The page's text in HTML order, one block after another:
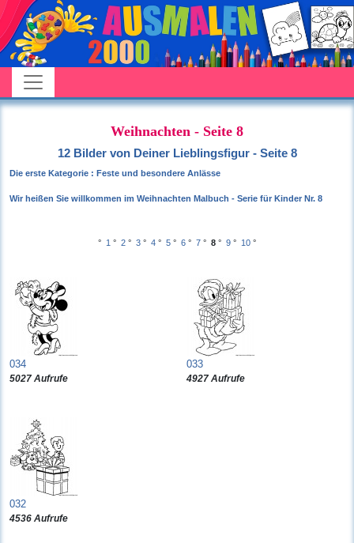
Weihnachten - Seite 8
12 Bilder von Deiner Lieblingsfigur - Seite 8
Die erste Kategorie : Feste und besondere Anlässe
Wir heißen Sie willkommen im Weihnachten Malbuch - Serie für Kinder Nr. 8
° 1 ° 2 ° 3 ° 4 ° 5 ° 6 ° 7 ° 8 ° 9 ° 10 °
034
5027 Aufrufe
033
4927 Aufrufe
032
4536 Aufrufe